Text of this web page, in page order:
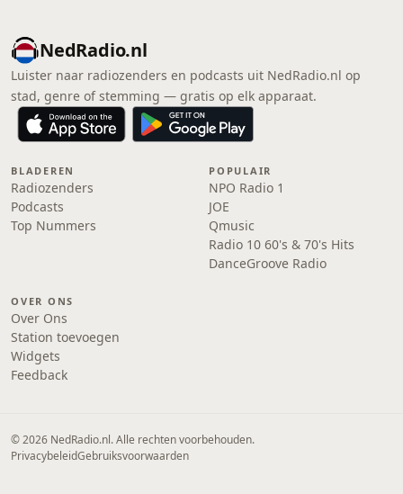
NedRadio.nl
Luister naar radiozenders en podcasts uit NedRadio.nl op
stad, genre of stemming — gratis op elk apparaat.
BLADEREN
Radiozenders
Podcasts
Top Nummers
POPULAIR
NPO Radio 1
JOE
Qmusic
Radio 10 60's & 70's Hits
DanceGroove Radio
OVER ONS
Over Ons
Station toevoegen
Widgets
Feedback
© 2026 NedRadio.nl. Alle rechten voorbehouden.
PrivacybeleidGebruiksvoorwaarden